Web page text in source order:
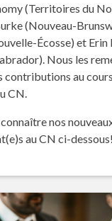
(Territoires du
(Nouveau-
Écosse) et Erin
Nous les
contributions au
CN.
nos
au CN ci-dessous!